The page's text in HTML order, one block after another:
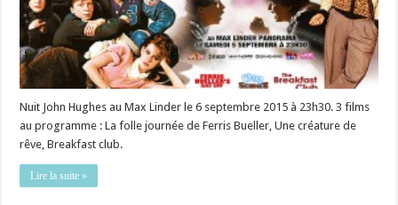
Nuit John Hughes au Max Linder le 6 septembre 2015 à 23h30. 3 films
au programme : La folle journée de Ferris Bueller, Une créature de
rêve, Breakfast club.
Lire la suite »